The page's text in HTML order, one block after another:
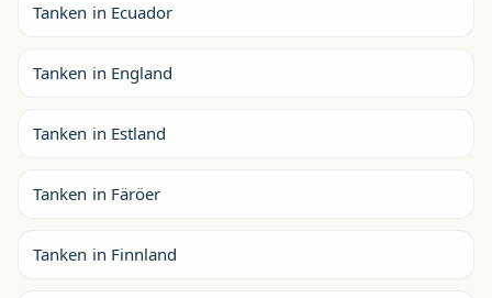
Tanken in Ecuador
Tanken in England
Tanken in Estland
Tanken in Färöer
Tanken in Finnland